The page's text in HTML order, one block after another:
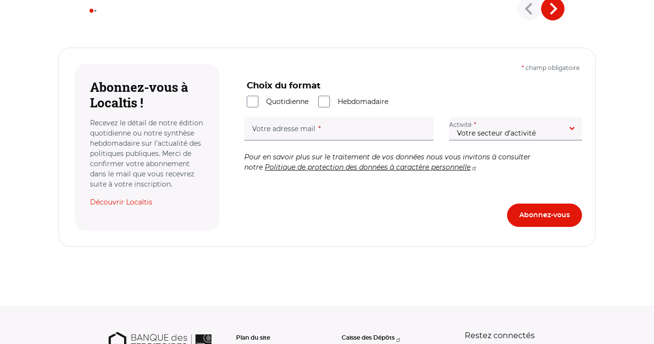
Abonnez-vous à
Localtis !
Recevez le détail de notre édition
quotidienne ou notre synthèse
hebdomadaire sur l’actualité des
politiques publiques. Merci de
confirmer votre abonnement
dans le mail que vous recevrez
suite à votre inscription.
Découvrir Localtis
* champ obligatoire
Choix du format
Quotidienne
Hebdomadaire
Votre adresse mail (champ obligatoire) Activité (champ obligatoire)
Pour en savoir plus sur le traitement de vos données nous vous invitons à consulter
notre Politique de protection des données à caractère personnelle
Plan du site Caisse des Dépôts Restez connectés